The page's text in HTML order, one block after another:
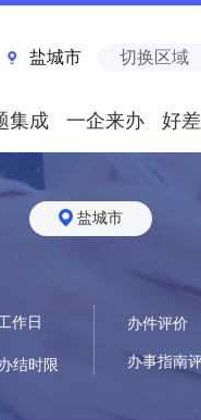
盐城市 切换区域
集成 一企来办 好
盐城市
作日
结时限
办件评价
办事指南